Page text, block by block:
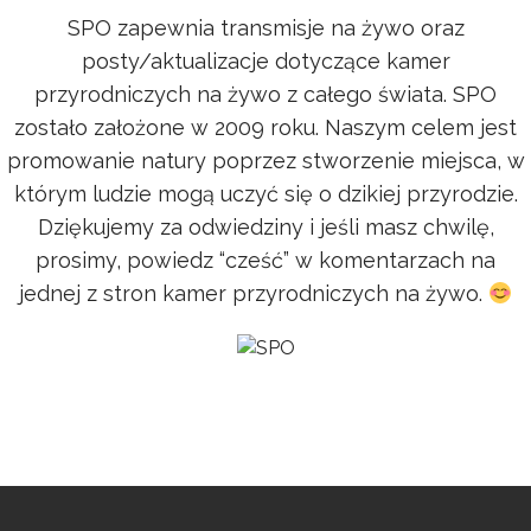
SPO zapewnia transmisje na żywo oraz
posty/aktualizacje dotyczące kamer
przyrodniczych na żywo z całego świata. SPO
zostało założone w 2009 roku. Naszym celem jest
promowanie natury poprzez stworzenie miejsca, w
którym ludzie mogą uczyć się o dzikiej przyrodzie.
Dziękujemy za odwiedziny i jeśli masz chwilę,
prosimy, powiedz “cześć” w komentarzach na
jednej z stron kamer przyrodniczych na żywo.